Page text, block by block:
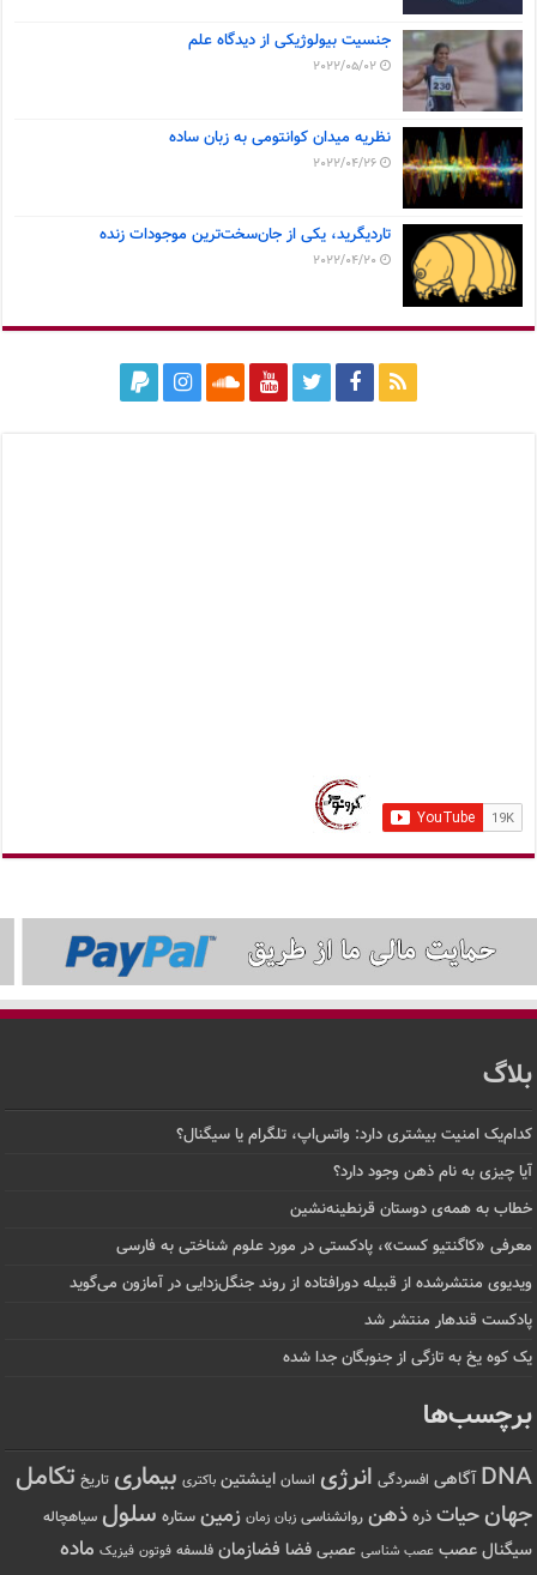
جنسیت بیولوژیکی از دیدگاه علم
2022/05/02
نظریه میدان کوانتومی به زبان ساده
2022/04/26
تاردیگرید، یکی از جان‌سخت‌ترین موجودات زنده
2022/04/20
بلاگ
کدام‌یک امنیت بیشتری دارد: واتس‌اپ، تلگرام یا سیگنال؟
آیا چیزی به نام ذهن وجود دارد؟
خطاب به همه‌ی دوستان قرنطینه‌نشین
معرفی «کاگنتیو کست»، پادکستی در مورد علوم شناختی به فارسی
ویدیوی منتشرشده از قبیله دورافتاده‌ از روند جنگل‌زدایی در آمازون می‌گوید
پادکست قندهار منتشر شد
یک کوه یخ به تازگی از جنوبگان جدا شده
برچسب‌ها
DNA آگاهی افسردگی انرژی انسان اینشتین باکتری بیماری تاریخ تکامل
جهانحیات ذره ذهن روانشناسی زبان زمان زمین ستاره سلول سیاهچاله
سیگنال عصب عصب شناسی عصبی فضا فضازمان فلسفه فوتون فیزیک ماده